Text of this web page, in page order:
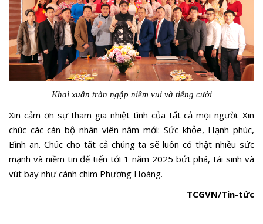
Khai xuân tràn ngập niềm vui và tiếng cười
Xin cảm ơn sự tham gia nhiệt tình của tất cả mọi người. Xin
chúc các cán bộ nhân viên năm mới: Sức khỏe, Hạnh phúc,
Bình an. Chúc cho tất cả chúng ta sẽ luôn có thật nhiều sức
mạnh và niềm tin để tiến tới 1 năm 2025 bứt phá, tái sinh và
vút bay như cánh chim Phượng Hoàng.
TCGVN/Tin-tức